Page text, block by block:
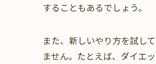
することもあるでしょう。
また、新しいやり方を試し
ません。たとえば、ダイエ